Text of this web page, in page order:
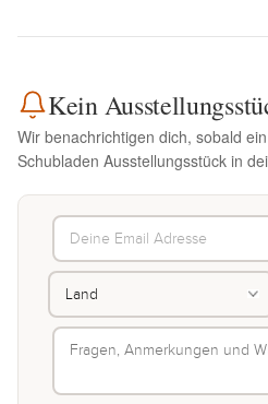
Kein
Wir benachrichtigen dich, sobald
Schubladen Ausstellungsstück in